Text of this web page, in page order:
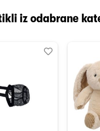
iz odabrane
Dodaj
Uporedi